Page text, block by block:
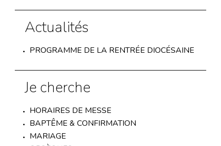
Actualités
PROGRAMME DE LA RENTRÉE DIOCÉSAINE
Je cherche
HORAIRES DE MESSE
BAPTÊME & CONFIRMATION
MARIAGE